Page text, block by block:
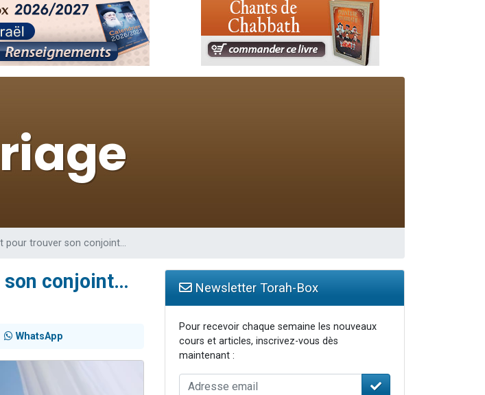
pour trouver son conjoint…
conjoint…
WhatsApp
Newsletter Torah-Box
Pour recevoir chaque semaine les nouveaux
cours et articles, inscrivez-vous dès
maintenant :